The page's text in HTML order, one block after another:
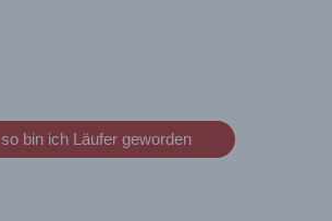
so bin ich Läufer geworden